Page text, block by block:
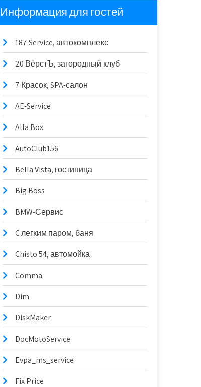
Информация для гостей
187 Service, автокомплекс
20 ВёрстЪ, загородный клуб
7 Красок, SPA-салон
AE-Service
Alfa Box
AutoClub156
Bella Vista, гостиница
Big Boss
BMW-Сервис
C легким паром, баня
Chisto 54, автомойка
Comma
Dim
DiskMaker
DocMotoService
Evpa_ms_service
Fix Price